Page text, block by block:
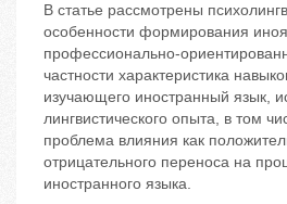
В статье рассмотрены
особенности формирования
профессионально-
частности характеристика
изучающего иностранный язык,
лингвистического опыта, в том
проблема влияния как
отрицательного переноса на
иностранного языка.